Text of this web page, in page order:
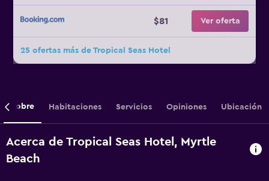
$81 Ver oferta
25 ofertas más de Tropical Seas Hotel
Sobre Habitaciones Servicios Opiniones Ubicación
Acerca de Tropical Seas Hotel, Myrtle
Beach